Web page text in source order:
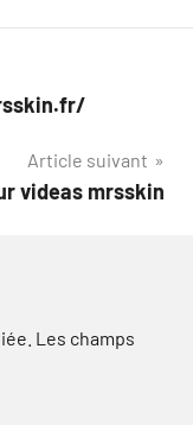
Article suivant
videas mrsskin
Les champs